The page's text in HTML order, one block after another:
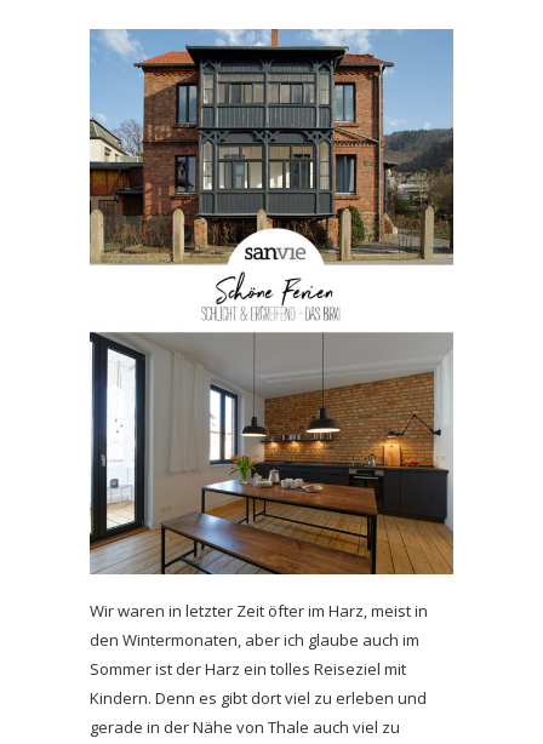
Wir waren in letzter Zeit öfter im Harz, meist in
den Wintermonaten, aber ich glaube auch im
Sommer ist der Harz ein tolles Reiseziel mit
Kindern. Denn es gibt dort viel zu erleben und
gerade in der Nähe von Thale auch viel zu